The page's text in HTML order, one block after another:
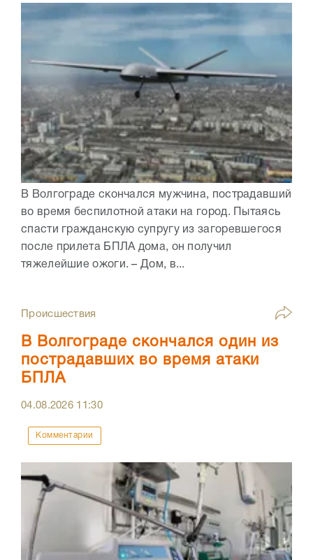
В Волгограде скончался мужчина, пострадавший
во время беспилотной атаки на город. Пытаясь
спасти гражданскую супругу из загоревшегося
после прилета БПЛА дома, он получил
тяжелейшие ожоги. – Дом, в...
Происшествия
В Волгограде скончался один из
пострадавших во время атаки
БПЛА
04.08.2026 11:30
Комментарии